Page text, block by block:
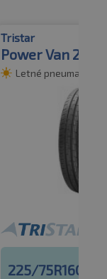
Tristar
Power Van 2 RF-
Letné pneumatiky
225/75R16C